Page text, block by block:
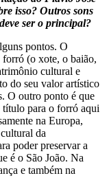
isso? Outros sons
ser o principal?
pontos. O
forró (o xote, o baião,
cultural e
do seu valor artístico
O outro ponto é que
título para o forró aqui
na Europa,
da
poder preservar a
é o São João. Na
e também na